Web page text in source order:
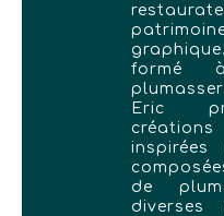
formé
Eric
de
diverses